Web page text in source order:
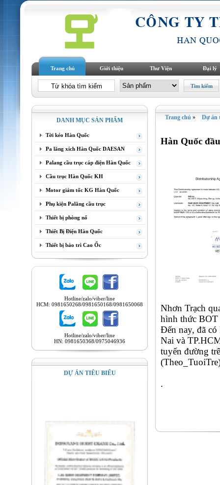
Trang chủ Giới thiệu Thư Viện Đại lý
DANH MỤC SẢN PHẨM
Tời kéo Hàn Quốc
Pa lăng xích Hàn Quốc DAESAN
Palang cầu trục cáp điện Hàn Quốc
Cầu trục Hàn Quốc KH
Motor giảm tốc KG Hàn Quốc
Phụ kiện Palăng cầu trục
Thiết bị phòng nổ
Thiết Bị Điện Hàn Quốc
Thiết bị bảo trì Cao Ốc
Hotline/zalo/viber/line
HCM: 0981650268/0981650168/0981650068
Hotline/zalo/viber/line
HN: 0981650368/0975046936
DỰ ÁN TIÊU BIỂU
Trang chủ » Dự án
Hàn Quốc
Nhơn Trạch
hình thức BOT
Đến nay, đã
Nai và
tuyến đường
.